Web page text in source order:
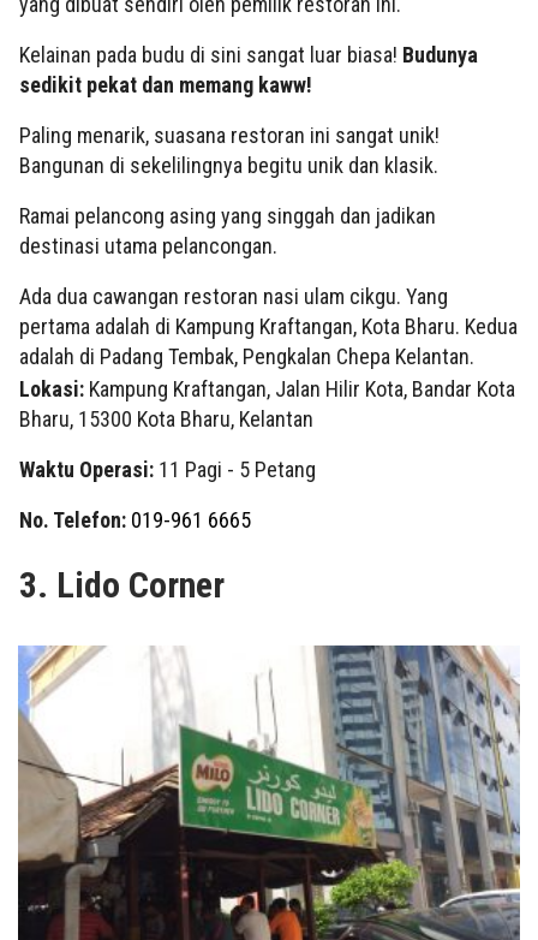
Kelainan pada budu di sini sangat luar biasa! Budunya
sedikit pekat dan memang kaww!
Paling menarik, suasana restoran ini sangat unik!
Bangunan di sekelilingnya begitu unik dan klasik.
Ramai pelancong asing yang singgah dan jadikan
destinasi utama pelancongan.
Ada dua cawangan restoran nasi ulam cikgu. Yang
pertama adalah di Kampung Kraftangan, Kota Bharu. Kedua
adalah di Padang Tembak, Pengkalan Chepa Kelantan.
Lokasi: Kampung Kraftangan, Jalan Hilir Kota, Bandar Kota
Bharu, 15300 Kota Bharu, Kelantan
Waktu Operasi: 11 Pagi - 5 Petang
No. Telefon: 019-961 6665
3. Lido Corner